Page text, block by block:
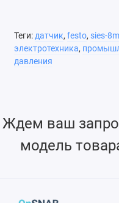
Теги:датчик, festo, sies-
электротехника,
давления
Ждем ваш
модель